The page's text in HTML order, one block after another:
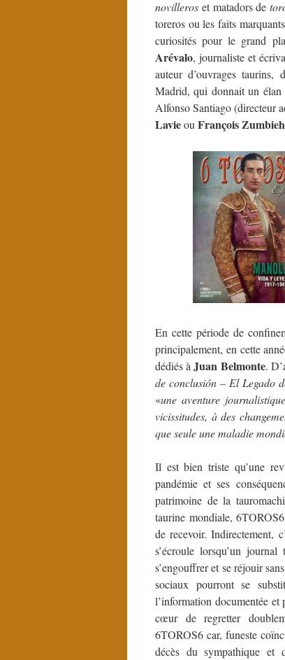
novilleros et matadors de
toreros ou les faits
curiosités pour le grand
Arévalo, journaliste et
auteur d’ouvrages taurins,
Madrid, qui donnait un élan
Alfonso Santiago (directeur
Lavieou François
En cette période de
principalement, en cette
dédiés àJuan Belmonte.
de conclusión – El Legado
«une aventure
vicissitudes, à des
que seule une maladie
Il est bien triste qu’une
pandémie et ses
patrimoine de la
taurine mondiale,
de recevoir. Indirectement,
s’écroule lorsqu’un
s’engouffrer et se réjouir
sociaux pourront se
l’information documentée et
cœur de regretter
6TOROS6 car, funeste
décès du sympathique et